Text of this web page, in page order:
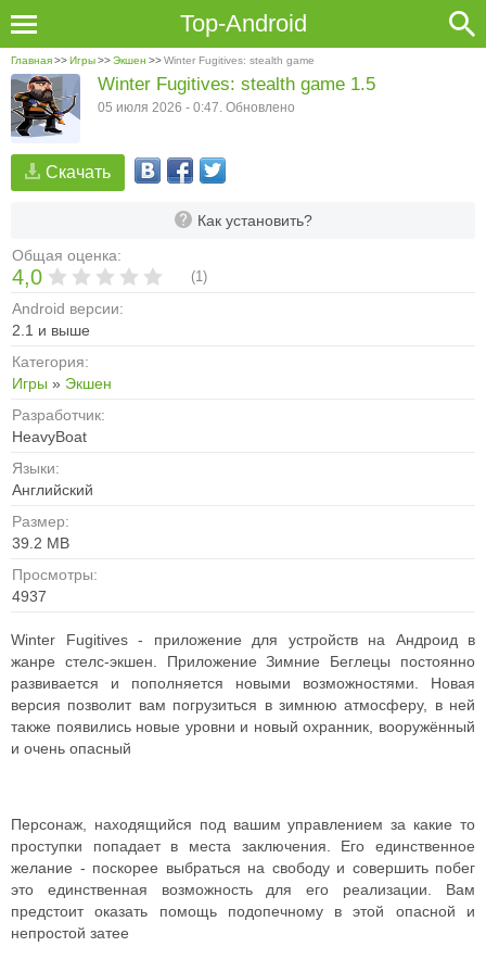
Top-Android
Главная>>Игры>>Экшен >>Winter Fugitives: stealth game
Скачать
Как установить?
Общая оценка:
4,0 (1)
Android версии:
2.1 и выше
Категория:
Игры » Экшен
Разработчик:
HeavyBoat
Языки:
Английский
Размер:
39.2 MB
Просмотры:
4937
Winter Fugitives: stealth game 1.5
05 июля 2026 - 0:47. Обновлено
Winter Fugitives - приложение для устройств на Андроид в
жанре стелс-экшен. Приложение Зимние Беглецы постоянно
развивается и пополняется новыми возможностями. Новая
версия позволит вам погрузиться в зимнюю атмосферу, в ней
также появились новые уровни и новый охранник, вооружённый
и очень опасный
Персонаж, находящийся под вашим управлением за какие то
проступки попадает в места заключения. Его единственное
желание - поскорее выбраться на свободу и совершить побег
это единственная возможность для его реализации. Вам
предстоит оказать помощь подопечному в этой опасной и
непростой затее